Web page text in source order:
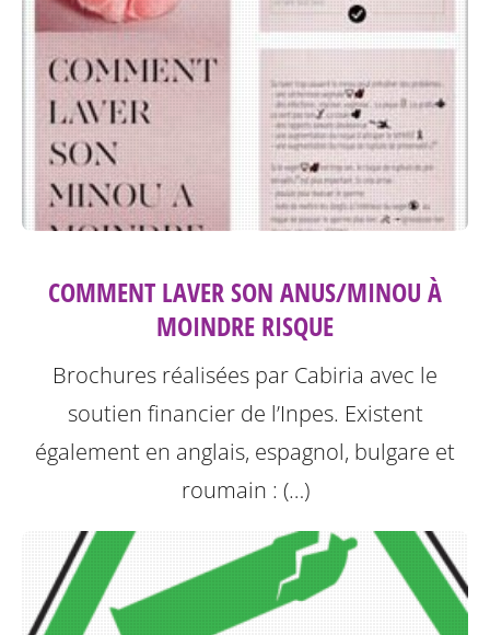
COMMENT LAVER SON ANUS/MINOU À
MOINDRE RISQUE
Brochures réalisées par Cabiria avec le
soutien financier de l’Inpes. Existent
également en anglais, espagnol, bulgare et
roumain : (…)